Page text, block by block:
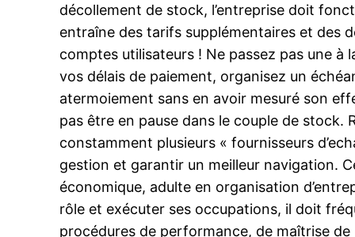
décollement de stock, l’entreprise doit
entraîne des tarifs supplémentaires et des
comptes utilisateurs ! Ne passez pas une
vos délais de paiement, organisez un
atermoiement sans en avoir mesuré son
pas être en pause dans le couple de
constamment plusieurs « fournisseurs
gestion et garantir un meilleur navigation.
économique, adulte en organisation
rôle et exécuter ses occupations, il doit
procédures de performance, de maîtrise